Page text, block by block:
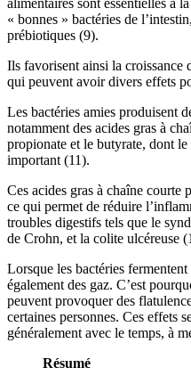
« bonnes » bactéries de
prébiotiques (9).
Ils favorisent ainsi la croissance
qui peuvent avoir divers effets
Les bactéries amies produisent
notamment des acides gras à
propionate et le butyrate, dont
important (11).
Ces acides gras à chaîne
ce qui permet de réduire
troubles digestifs tels que le
de Crohn, et la colite ulcéreuse
Lorsque les bactéries
également des gaz. C’est
peuvent provoquer des
certaines personnes. Ces effets
généralement avec le temps, à
Résumé